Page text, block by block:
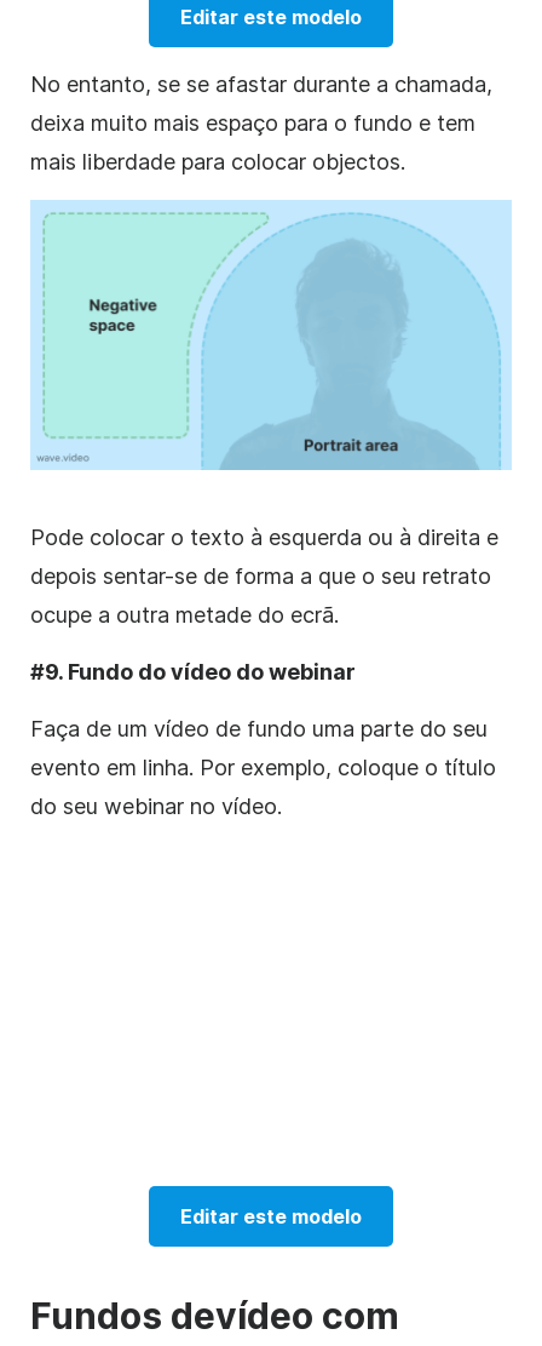
Editar este modelo
No entanto, se se afastar durante a chamada,
deixa muito mais espaço para o fundo e tem
mais liberdade para colocar objectos.
Pode colocar o texto à esquerda ou à direita e
depois sentar-se de forma a que o seu retrato
ocupe a outra metade do ecrã.
#9. Fundo do vídeo do webinar
Faça de um vídeo de fundo uma parte do seu
evento em linha. Por exemplo, coloque o título
do seu webinar no vídeo.
Editar este modelo
Fundos devídeo com